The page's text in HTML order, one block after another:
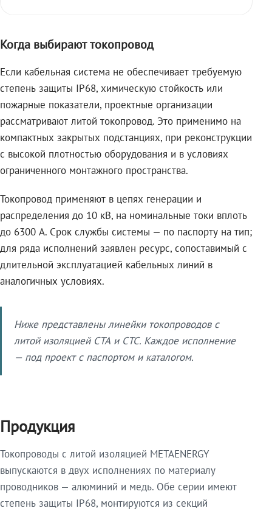
Когда выбирают токопровод
Если кабельная система не обеспечивает требуемую
степень защиты IP68, химическую стойкость или
пожарные показатели, проектные организации
рассматривают литой токопровод. Это применимо на
компактных закрытых подстанциях, при реконструкции
с высокой плотностью оборудования и в условиях
ограниченного монтажного пространства.
Токопровод применяют в цепях генерации и
распределения до 10 кВ, на номинальные токи вплоть
до 6300 А. Срок службы системы — по паспорту на тип;
для ряда исполнений заявлен ресурс, сопоставимый с
длительной эксплуатацией кабельных линий в
аналогичных условиях.
Ниже представлены линейки токопроводов с
литой изоляцией СТА и СТС. Каждое исполнение
— под проект с паспортом и каталогом.
Продукция
Токопроводы с литой изоляцией METAENERGY
выпускаются в двух исполнениях по материалу
проводников — алюминий и медь. Обе серии имеют
степень защиты IP68, монтируются из секций